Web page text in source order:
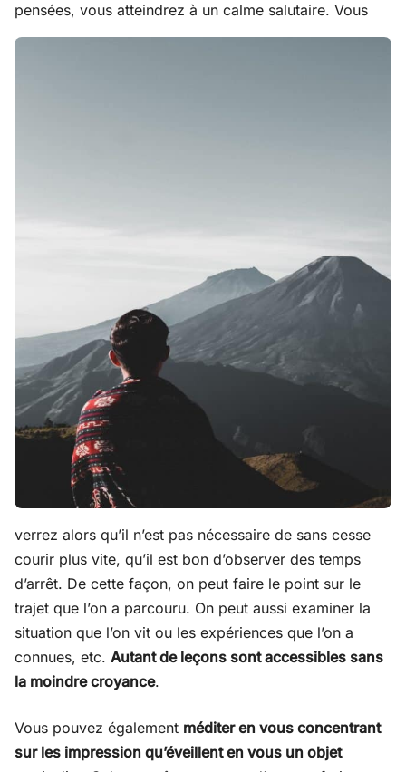
pensées, vous atteindrez à un calme salutaire. Vous
verrez alors qu’il n’est pas nécessaire de sans cesse
courir plus vite, qu’il est bon d’observer des temps
d’arrêt. De cette façon, on peut faire le point sur le
trajet que l’on a parcouru. On peut aussi examiner la
situation que l’on vit ou les expériences que l’on a
connues, etc. Autant de leçons sont accessibles sans
la moindre croyance.
Vous pouvez également méditer en vous concentrant
sur les impression qu’éveillent en vous un objet